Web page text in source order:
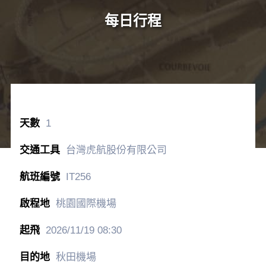
每日行程
1
台灣虎航股份有限公司
IT256
桃園國際機場
2026/11/1908:30
秋田機場